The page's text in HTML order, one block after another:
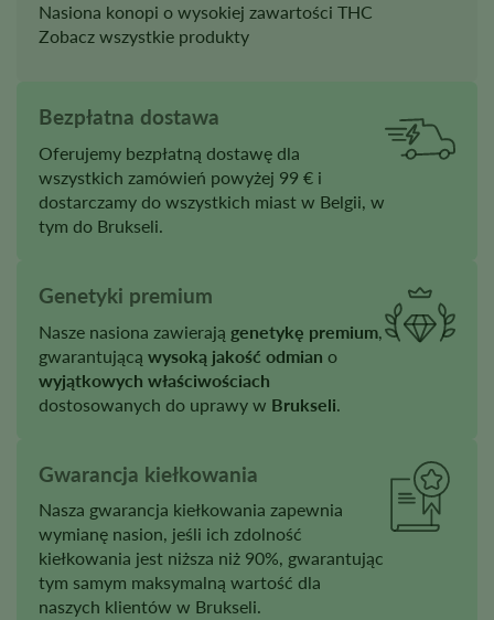
Nasiona konopi o wysokiej zawartości THC
Zobacz wszystkie produkty
Bezpłatna dostawa
Oferujemy bezpłatną dostawę dla
wszystkich zamówień powyżej 99 € i
dostarczamy do wszystkich miast w Belgii, w
tym do Brukseli.
Genetyki premium
Nasze nasiona zawierają genetykę premium
gwarantującą wysoką jakość odmian o
wyjątkowych właściwościach
dostosowanych do uprawy w Brukseli
Gwarancja kiełkowania
Nasza gwarancja kiełkowania zapewnia
wymianę nasion, jeśli ich zdolność
kiełkowania jest niższa niż 90%, gwarantując
tym samym maksymalną wartość dla
naszych klientów w Brukseli.